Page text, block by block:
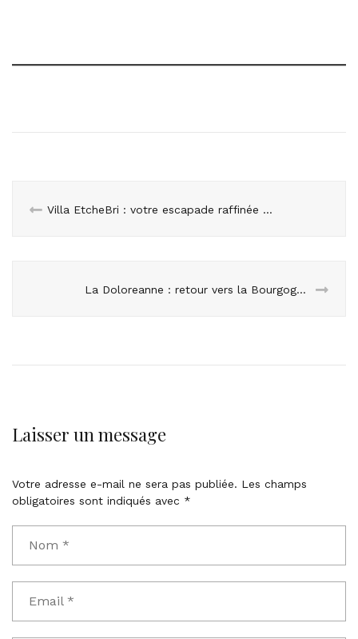
Villa EtcheBri : votre escapade raffinée au Pays Basque
La Doloreanne : retour vers la Bourgogne et séjours dans un lieu refuge
Laisser un message
Votre adresse e-mail ne sera pas publiée. Les champs
obligatoires sont indiqués avec *